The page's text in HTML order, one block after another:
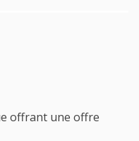
offrant une offre